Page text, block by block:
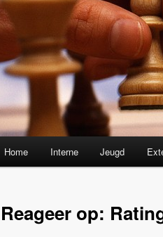
Home Interne Jeugd
Reageer op: